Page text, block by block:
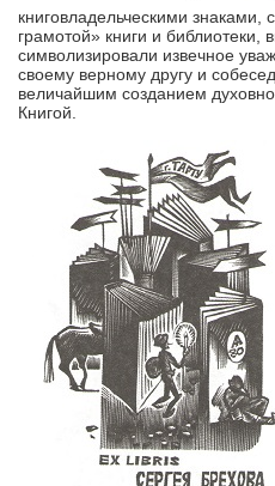
книговладельческими знаками,
грамотой» книги и библиотеки,
символизировали извечное
своему верному другу и
величайшим созданием
Книгой.